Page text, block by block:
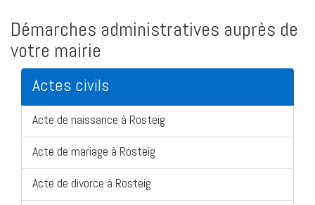
Démarches administratives auprès de
votre mairie
Actes civils
Acte de naissance à Rosteig
Acte de mariage à Rosteig
Acte de divorce à Rosteig